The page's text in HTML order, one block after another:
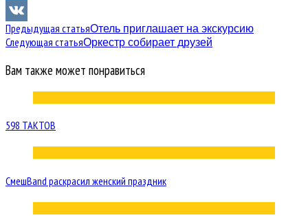
Twitter
VK
Предыдущая статьяОтель приглашает на экскурсию
Следующая статьяОркестр собирает друзей
Вам также может понравиться
598 ТАКТОВ
СмешBand раскрасил женский праздник